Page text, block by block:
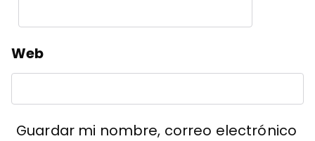
Web
Guardar mi nombre, correo electrónico